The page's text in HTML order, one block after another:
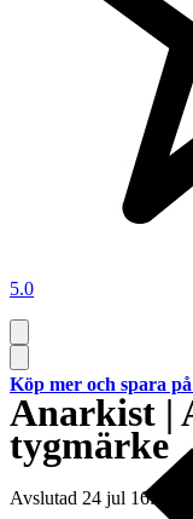
5.0
Anarkist |
tygmärke
Avslutad 24 jul 16:33
Köp mer och spara